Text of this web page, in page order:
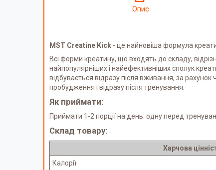
Опис
MST Creatine Kick - це найновіша формула
Всі форми креатину, що входять до складу,
найпопулярніших і найефективніших сполук
відбувається відразу після вживання, за рахунок
пробудження і відразу після тренування.
Як приймати:
Приймати 1-2 порції на день: одну перед
Склад товару:
Харчова
Калорії